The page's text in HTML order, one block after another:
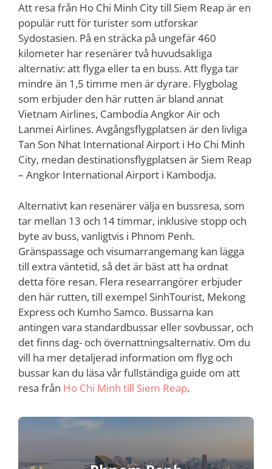
Att resa från Ho Chi Minh City till Siem Reap är en
populär rutt för turister som utforskar
Sydostasien. På en sträcka på ungefär 460
kilometer har resenärer två huvudsakliga
alternativ: att flyga eller ta en buss. Att flyga tar
mindre än 1,5 timme men är dyrare. Flygbolag
som erbjuder den här rutten är bland annat
Vietnam Airlines, Cambodia Angkor Air och
Lanmei Airlines. Avgångsflygplatsen är den livliga
Tan Son Nhat International Airport i Ho Chi Minh
City, medan destinationsflygplatsen är Siem Reap
– Angkor International Airport i Kambodja.
Alternativt kan resenärer välja en bussresa, som
tar mellan 13 och 14 timmar, inklusive stopp och
byte av buss, vanligtvis i Phnom Penh.
Gränspassage och visumarrangemang kan lägga
till extra väntetid, så det är bäst att ha ordnat
detta före resan. Flera researrangörer erbjuder
den här rutten, till exempel SinhTourist, Mekong
Express och Kumho Samco. Bussarna kan
antingen vara standardbussar eller sovbussar, och
det finns dag- och övernattningsalternativ. Om du
vill ha mer detaljerad information om flyg och
bussar kan du läsa vår fullständiga guide om att
resa från Ho Chi Minh till Siem Reap.